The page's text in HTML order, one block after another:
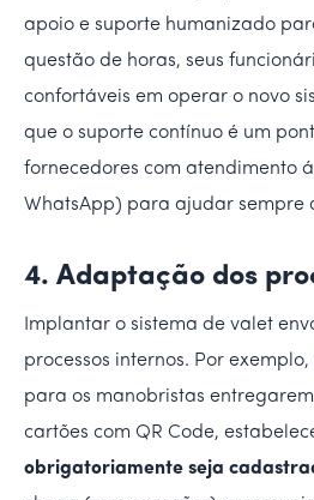
apoio e suporte humanizado
questão de horas, seus
confortáveis em operar o novo
que o suporte contínuo é um
fornecedores com atendimento
WhatsApp) para ajudar sempre
4. Adaptação dos
Implantar o sistema de valet
processos internos. Por
para os manobristas
cartões com QR Code,
obrigatoriamente seja